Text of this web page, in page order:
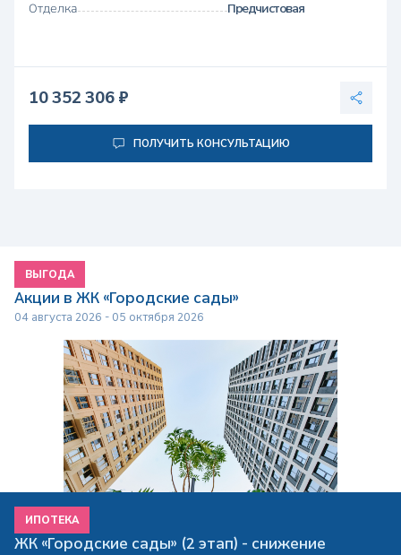
Отделка
Предчистовая
10 352 306 ₽
ПОЛУЧИТЬ КОНСУЛЬТАЦИЮ
ВЫГОДА
Акции в ЖК «Городские сады»
04 августа 2026 - 05 октября 2026
ИПОТЕКА
ЖК «Городские сады» (2 этап) - снижение